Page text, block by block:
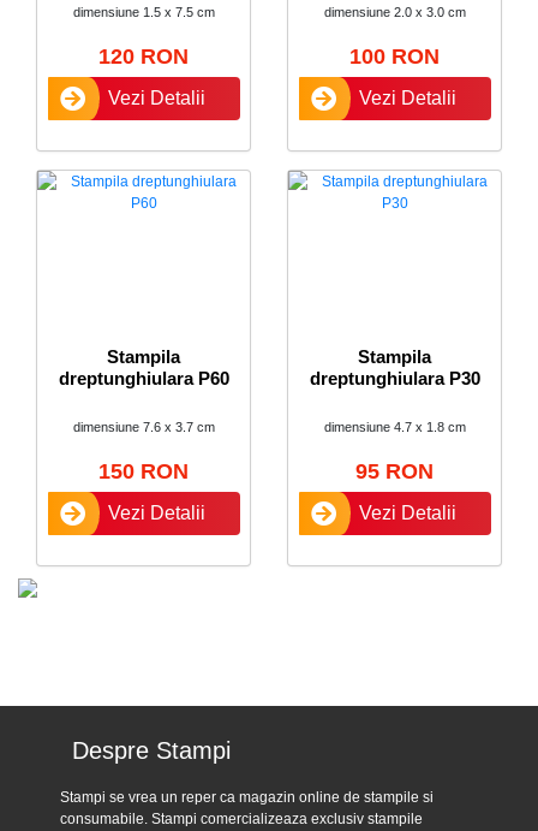
dimensiune 1.5 x 7.5 cm
120 RON
Vezi Detalii
dimensiune 2.0 x 3.0 cm
100 RON
Vezi Detalii
Stampila
dreptunghiulara P60
dimensiune 7.6 x 3.7 cm
150 RON
Vezi Detalii
Stampila
dreptunghiulara P30
dimensiune 4.7 x 1.8 cm
95 RON
Vezi Detalii
Despre Stampi
Stampi se vrea un reper ca magazin online de stampile si
consumabile. Stampi comercializeaza exclusiv stampile